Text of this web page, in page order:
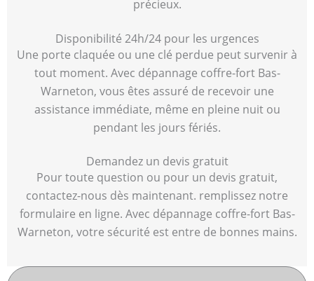
précieux.
Disponibilité 24h/24 pour les urgences
Une porte claquée ou une clé perdue peut survenir à
tout moment. Avec dépannage coffre-fort Bas-
Warneton, vous êtes assuré de recevoir une
assistance immédiate, même en pleine nuit ou
pendant les jours fériés.
Demandez un devis gratuit
Pour toute question ou pour un devis gratuit,
contactez-nous dès maintenant. remplissez notre
formulaire en ligne. Avec dépannage coffre-fort Bas-
Warneton, votre sécurité est entre de bonnes mains.